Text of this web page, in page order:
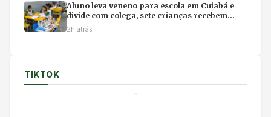
Aluno leva veneno para escola em Cuiabá e
divide com colega, sete crianças recebem
atendimento médico e seguem em observação
2h atrás
TIKTOK